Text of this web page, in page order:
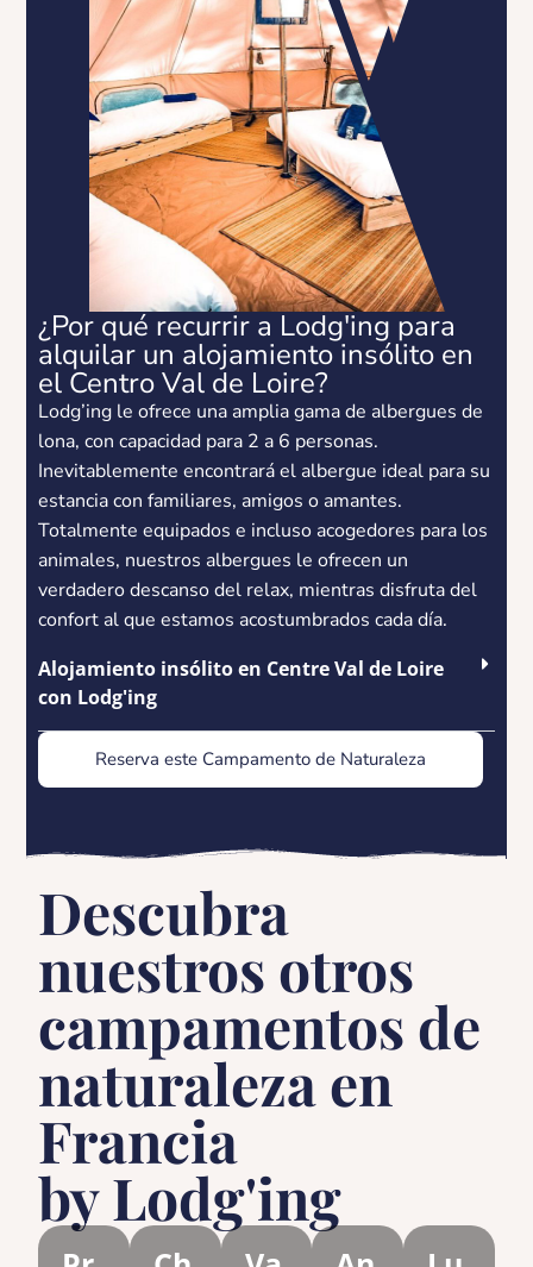
¿Por qué recurrir a Lodg'ing para
alquilar un alojamiento insólito en
el Centro Val de Loire?
Lodg’ing le ofrece una amplia gama de albergues de
lona, ​​con capacidad para 2 a 6 personas.
Inevitablemente encontrará el albergue ideal para su
estancia con familiares, amigos o amantes.
Totalmente equipados e incluso acogedores para los
animales, nuestros albergues le ofrecen un
verdadero descanso del relax, mientras disfruta del
confort al que estamos acostumbrados cada día.
Alojamiento insólito en Centre Val de Loire
con Lodg'ing
Reserva este Campamento de Naturaleza
Descubra
nuestros otros
campamentos de
naturaleza en
Francia
by Lodg'ing